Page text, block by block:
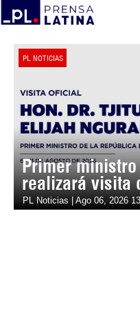
PL NOTICIAS
Primer
realizará visita
PL Noticias | Ago 06, 2026